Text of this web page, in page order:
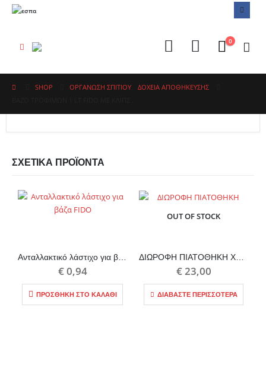
0
SHOP ΟΡΓΑΝΩΣΗ ΣΠΙΤΙΟΥ
ΔΟΧΕΊΑ ΑΠΟΘΉΚΕΥΣΗΣ
ΣΧΕΤΙΚΆ ΠΡΟΪΌΝΤΑ
€0,94
ΠΡΟΣΘΉΚΗ ΣΤΟ ΚΑΛΆΘΙ
OUT OF STOCK
€23,00
ΔΙΑΒΆΣΤΕ ΠΕΡΙΣΣΌΤΕΡΑ